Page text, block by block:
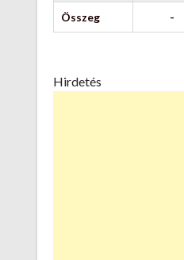
Összeg -
Hirdetés